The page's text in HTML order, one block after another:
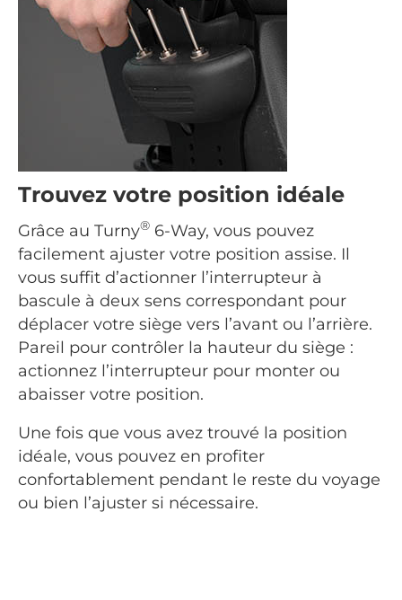
Trouvez votre position idéale
Grâce au Turny® 6-Way, vous pouvez
facilement ajuster votre position assise. Il
vous suffit d’actionner l’interrupteur à
bascule à deux sens correspondant pour
déplacer votre siège vers l’avant ou l’arrière.
Pareil pour contrôler la hauteur du siège :
actionnez l’interrupteur pour monter ou
abaisser votre position.
Une fois que vous avez trouvé la position
idéale, vous pouvez en profiter
confortablement pendant le reste du voyage
ou bien l’ajuster si nécessaire.